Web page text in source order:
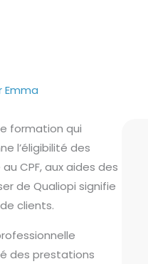
Emma
formation qui
l’éligibilité des
CPF, aux aides des
de Qualiopi signifie
clients.
des prestations